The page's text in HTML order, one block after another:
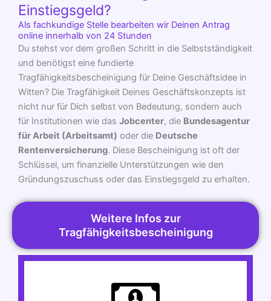
Einstiegsgeld?
Als fachkundige Stelle bearbeiten wir Deinen Antrag
online innerhalb von 24 Stunden
Du stehst vor dem großen Schritt in die Selbstständigkeit
und benötigst eine fundierte
Tragfähigkeitsbescheinigung für Deine Geschäftsidee in
Witten? Die Tragfähigkeit Deines Geschäftskonzepts ist
nicht nur für Dich selbst von Bedeutung, sondern auch
für Institutionen wie das Jobcenter, die Bundesagentur
für Arbeit (Arbeitsamt) oder die Deutsche
Rentenversicherung. Diese Bescheinigung ist oft der
Schlüssel, um finanzielle Unterstützungen wie den
Gründungszuschuss oder das Einstiegsgeld zu erhalten.
Weitere Infos zur
Tragfähigkeitsbescheinigung